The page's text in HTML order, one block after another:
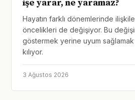
işe yarar, ne yaramaz?
Hayatın farklı dönemlerinde
öncelikleri de değişiyor. Bu
göstermek yerine uyum
kılıyor.
3 Ağustos 2026